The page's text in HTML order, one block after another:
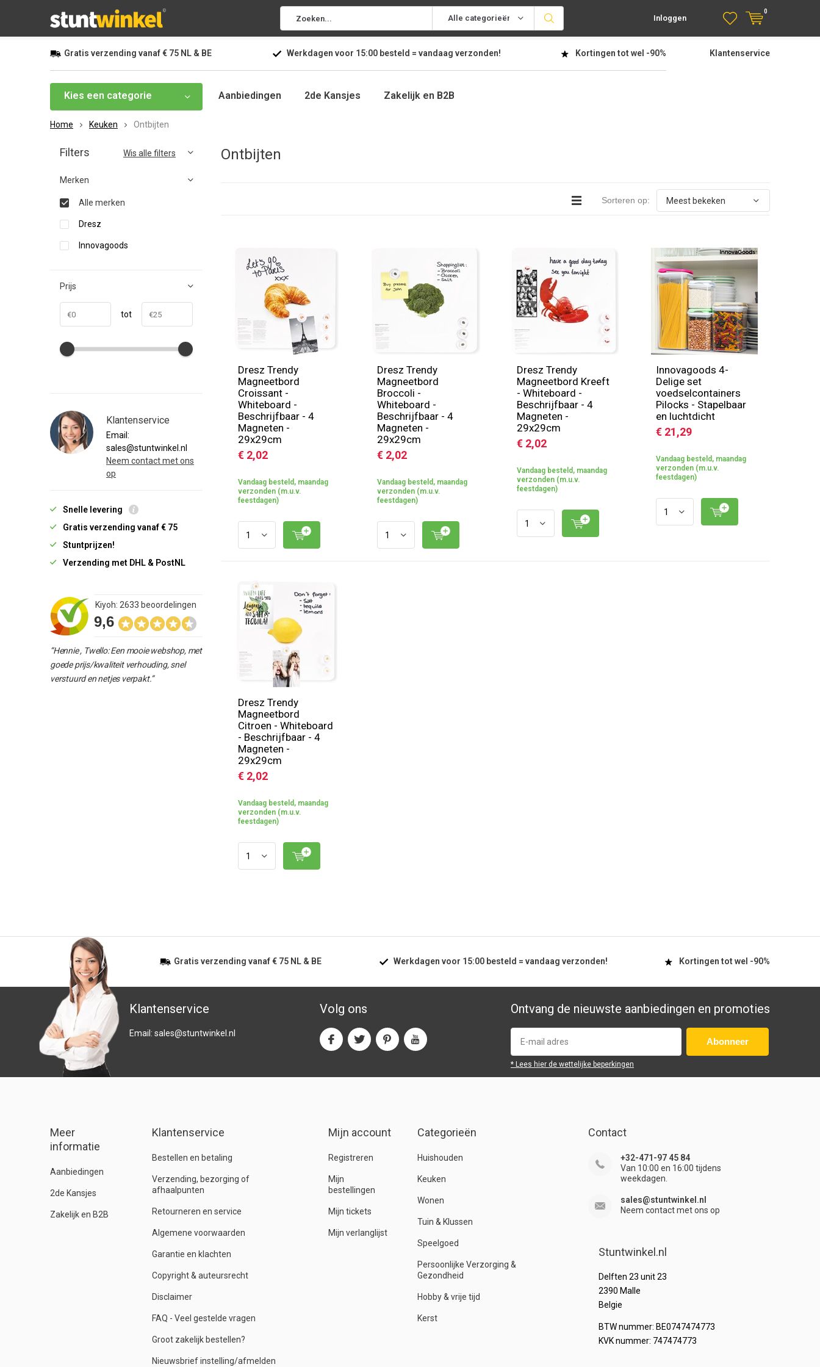
Alle categorieën Inloggen
0
Gratis verzending vanaf€ 75 NL & BE Werkdagen voor 15:00besteld = vandaag verzonden! Kortingen tot wel -90% Klantenservice
Kies een categorie Aanbiedingen 2de Kansjes Zakelijk en B2B
Home Keuken Ontbijten
Ontbijten
Sorteren op:
Dresz Trendy
Magneetbord
Croissant -
Whiteboard -
Beschrijfbaar - 4
Magneten -
29x29cm
€ 2,02
Vandaag besteld, maandag
verzonden (m.u.v.
feestdagen)
Dresz Trendy
Magneetbord
Broccoli -
Whiteboard -
Beschrijfbaar - 4
Magneten -
29x29cm
€ 2,02
Vandaag besteld, maandag
verzonden (m.u.v.
feestdagen)
Dresz Trendy
Magneetbord Kreeft
- Whiteboard -
Beschrijfbaar - 4
Magneten -
29x29cm
€ 2,02
Vandaag besteld, maandag
verzonden (m.u.v.
feestdagen)
Innovagoods 4-
Delige set
voedselcontainers
Pilocks - Stapelbaar
en luchtdicht
€ 21,29
Vandaag besteld, maandag
verzonden (m.u.v.
feestdagen)
Dresz Trendy
Magneetbord
Citroen - Whiteboard
- Beschrijfbaar - 4
Magneten -
29x29cm
€ 2,02
Vandaag besteld, maandag
verzonden (m.u.v.
feestdagen)
Filters Wis alle filters
Merken
Alle merken
Dresz
Innovagoods
Prijs
tot
Klantenservice
Email:
sales@stuntwinkel.nl
Neem contact met ons
op
Snelle levering
Gratis verzending vanaf € 75
Stuntprijzen!
Verzending met DHL & PostNL
9,6
Kiyoh: 2633 beoordelingen
“Hennie , Twello: Een mooie webshop, met
goede prijs/kwaliteit verhouding, snel
verstuurd en netjes verpakt.”
Gratis verzending vanaf€ 75 NL & BE Werkdagen voor 15:00besteld = vandaag verzonden! Kortingen tot wel -90%
Klantenservice
Email: sales@stuntwinkel.nl
Volg ons Ontvang de nieuwste aanbiedingen en promoties
Abonneer
* Lees hier de wettelijke beperkingen
Meer
informatie
Aanbiedingen
2de Kansjes
Zakelijk en B2B
Klantenservice
Bestellen en betaling
Verzending, bezorging of
afhaalpunten
Retourneren en service
Algemene voorwaarden
Garantie en klachten
Copyright & auteursrecht
Disclaimer
FAQ - Veel gestelde vragen
Groot zakelijk bestellen?
Nieuwsbrief instelling/afmelden
Mijn account
Registreren
Mijn
bestellingen
Mijn tickets
Mijn verlanglijst
Categorieën
Huishouden
Keuken
Wonen
Tuin & Klussen
Speelgoed
Persoonlijke Verzorging &
Gezondheid
Hobby & vrije tijd
Kerst
Contact
+32-471-97 45 84
Van 10:00 en 16:00 tijdens
weekdagen.
sales@stuntwinkel.nl
Neem contact met ons op
Stuntwinkel.nl
Delften 23 unit 23
2390 Malle
Belgie
BTW nummer: BE0747474773
KVK nummer: 747474773